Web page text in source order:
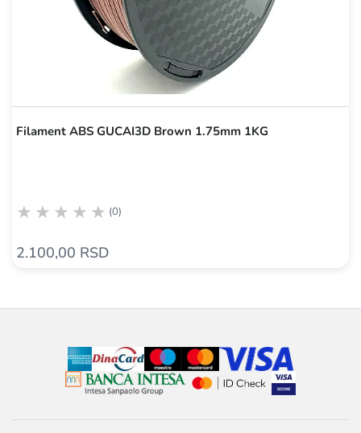
Filament ABS GUCAI3D Brown 1.75mm 1KG
(0)
2.100,00 RSD